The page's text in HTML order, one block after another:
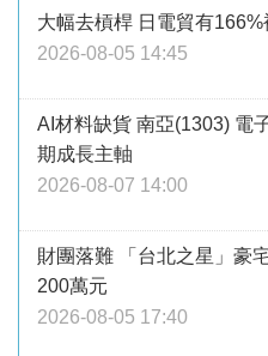
大幅去槓桿 日電貿有166%
2026-08-05 14:45
AI材料缺貨 南亞(1303) 電
期成長主軸
2026-08-07 14:00
財團落難 「台北之星」豪
200萬元
2026-08-05 17:40